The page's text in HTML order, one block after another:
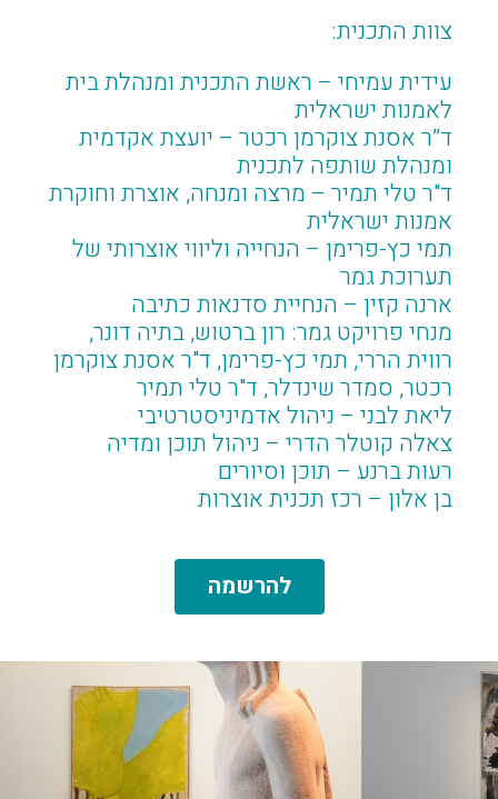
צוות התכנית:
עידית עמיחי – ראשת התכנית ומנהלת בית
לאמנות ישראלית
ד”ר אסנת צוקרמן רכטר – יועצת אקדמית
ומנהלת שותפה לתכנית
ד"ר טלי תמיר – מרצה ומנחה, אוצרת וחוקרת
אמנות ישראלית
תמי כץ-פרימן – הנחייה וליווי אוצרותי של
תערוכת גמר
ארנה קזין – הנחיית סדנאות כתיבה
מנחי פרויקט גמר: רון ברטוש, בתיה דונר,
רווית הררי, תמי כץ-פרימן, ד"ר אסנת צוקרמן
רכטר, סמדר שינדלר, ד"ר טלי תמיר
ליאת לבני – ניהול אדמיניסטרטיבי
צאלה קוטלר הדרי – ניהול תוכן ומדיה
רעות ברנע – תוכן וסיורים
בן אלון – רכז תכנית אוצרות
להרשמה